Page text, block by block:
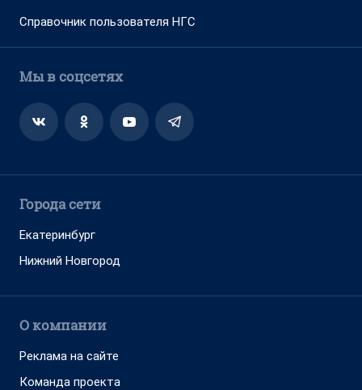
Справочник пользователя НГС
Мы в соцсетях
Города сети
Екатеринбург
Нижний Новгород
О компании
Реклама на сайте
Команда проекта